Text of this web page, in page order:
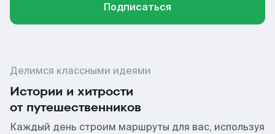
Подписаться
Делимся классными идеями
Истории и хитрости
от путешественников
Каждый день строим маршруты для вас, используя